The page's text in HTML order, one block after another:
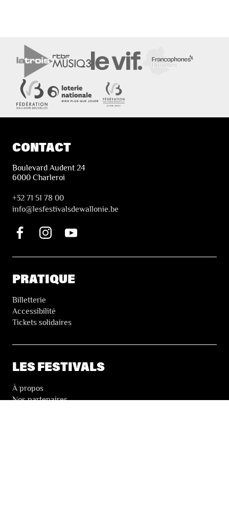
CONTACT
Boulevard Audent 24
6000 Charleroi
+32 71 51 78 00
info@lesfestivalsdewallonie.be
PRATIQUE
Billetterie
Accessibilité
Tickets solidaires
LES FESTIVALS
À propos
Nos partenaires